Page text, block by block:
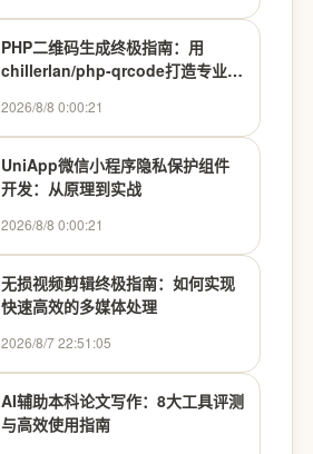
PHP二维码生成终极指南：用
chillerlan/php-qrcode打造专业级
2026/8/8 0:00:21
UniApp微信小程序隐私保护组件
开发：从原理到实战
2026/8/8 0:00:21
无损视频剪辑终极指南：如何实现
快速高效的多媒体处理
2026/8/7 22:51:05
AI辅助本科论文写作：8大工具评测
与高效使用指南